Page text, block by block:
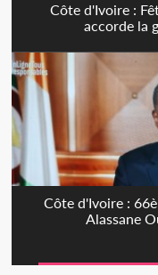
Côte d'Ivoire :
accorde la
Côte d'Ivoire :
Alassane